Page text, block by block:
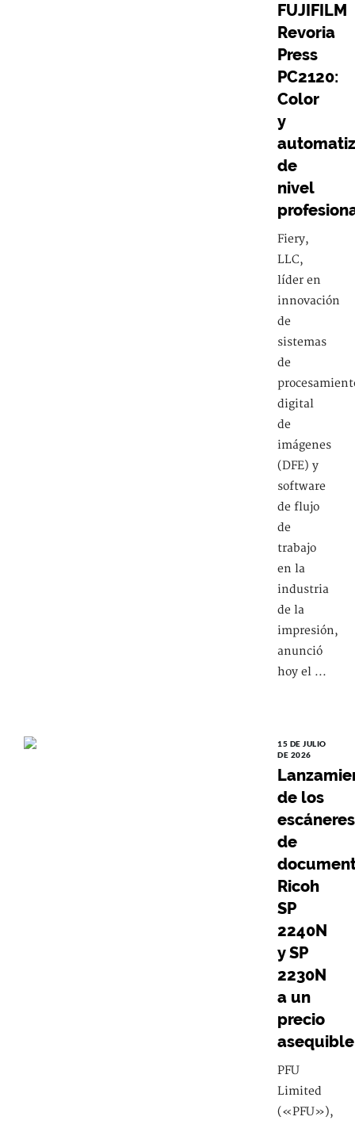
FUJIFILM
Revoria
Press
PC2120:
Color
y
de
nivel
Fiery,
LLC,
líder en
innovación
de
sistemas
de
digital
de
imágenes
(DFE) y
software
de flujo
de
trabajo
en la
industria
de la
impresión,
anunció
hoy el ...
15 DE JULIO
DE 2026
de los
escáneres
de
Ricoh
SP
2240N
y SP
2230N
a un
precio
asequible
PFU
Limited
(«PFU»),